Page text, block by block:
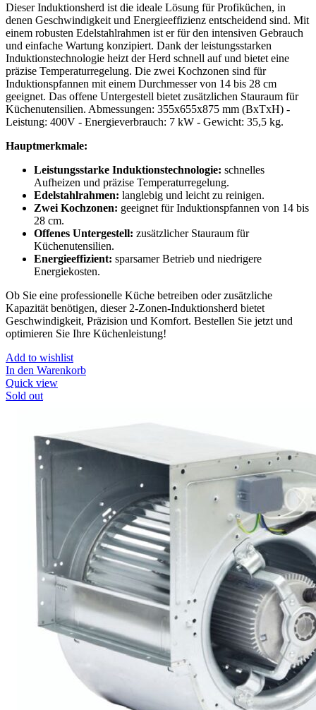
Dieser Induktionsherd ist die ideale Lösung für Profiküchen, in
denen Geschwindigkeit und Energieeffizienz entscheidend sind. Mit
einem robusten Edelstahlrahmen ist er für den intensiven Gebrauch
und einfache Wartung konzipiert. Dank der leistungsstarken
Induktionstechnologie heizt der Herd schnell auf und bietet eine
präzise Temperaturregelung. Die zwei Kochzonen sind für
Induktionspfannen mit einem Durchmesser von 14 bis 28 cm
geeignet. Das offene Untergestell bietet zusätzlichen Stauraum für
Küchenutensilien. Abmessungen: 355x655x875 mm (BxTxH) -
Leistung: 400V - Energieverbrauch: 7 kW - Gewicht: 35,5 kg.
Hauptmerkmale:
Leistungsstarke Induktionstechnologie: schnelles
Aufheizen und präzise Temperaturregelung.
Edelstahlrahmen: langlebig und leicht zu reinigen.
Zwei Kochzonen: geeignet für Induktionspfannen von 14 bis
28 cm.
Offenes Untergestell: zusätzlicher Stauraum für
Küchenutensilien.
Energieeffizient: sparsamer Betrieb und niedrigere
Energiekosten.
Ob Sie eine professionelle Küche betreiben oder zusätzliche
Kapazität benötigen, dieser 2-Zonen-Induktionsherd bietet
Geschwindigkeit, Präzision und Komfort. Bestellen Sie jetzt und
optimieren Sie Ihre Küchenleistung!
Add to wishlist
In den Warenkorb
Quick view
Sold out